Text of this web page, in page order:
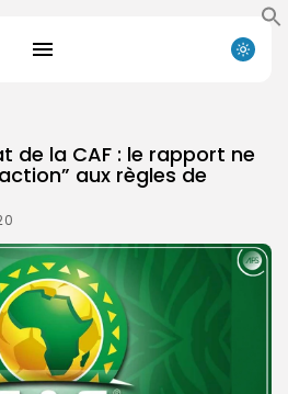
de la CAF : le rapport ne
aux règles de